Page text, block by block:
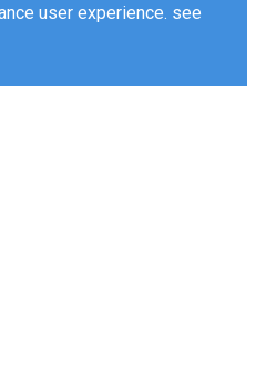
user experience. see